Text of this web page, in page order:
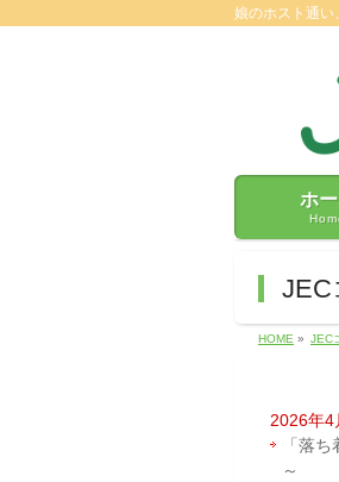
娘のホスト通い
ホ
JEC
HOME » JEC
2026年4
「落
～